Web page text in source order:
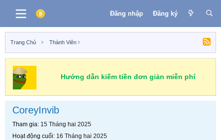
Đăng nhập Đăng ký
Trang Chủ Thành Viên
Hướng dẫn kiếm tiền đơn giản miễn phí
CoreyInvib
Tham gia 15 Tháng hai 2025
Hoạt động cuối 16 Tháng hai 2025